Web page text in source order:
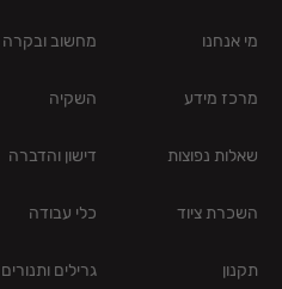
מי אנחנו
מרכז מידע
שאלות נפוצות
השכרת ציוד
תקנון
מחשוב ובקרה
השקיה
דישון והדברה
כלי עבודה
גרילים ותנורים